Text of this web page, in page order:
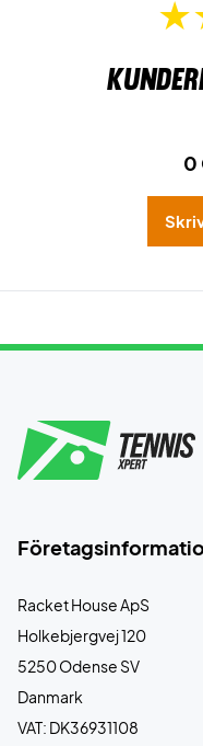
0
Racket House ApS
Holkebjergvej 120
5250 Odense SV
Danmark
VAT: DK36931108